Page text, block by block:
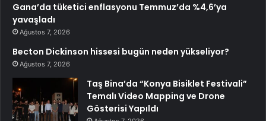
Gana’da tüketici enflasyonu Temmuz’da %4,6’ya
yavaşladı
Ağustos 7, 2026
Becton Dickinson hissesi bugün neden yükseliyor?
Ağustos 7, 2026
Taş Bina’da “Konya Bisiklet Festivali”
Temalı Video Mapping ve Drone
Gösterisi Yapıldı